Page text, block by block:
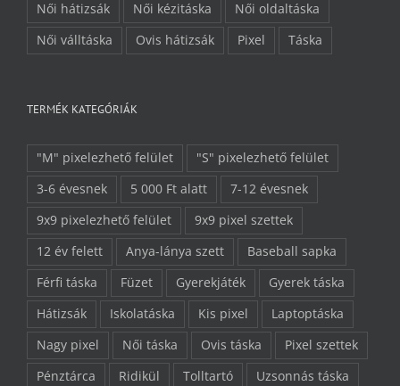
Női hátizsák
Női kézitáska
Női oldaltáska
Női válltáska
Ovis hátizsák Pixel Táska
TERMÉK KATEGÓRIÁK
"M" pixelezhető felület
"S" pixelezhető felület
3-6 évesnek
5 000 Ft alatt
7-12 évesnek
9x9 pixelezhető felület
9x9 pixel szettek
12 év felett
Anya-lánya szett
Baseball sapka
Férfi táska
Füzet Gyerekjáték
Gyerek táska
Hátizsák
Iskolatáska Kis pixel
Laptoptáska
Nagy pixel
Női táska Ovis táska
Pixel szettek
Pénztárca
Ridikül Tolltartó
Uzsonnás táska